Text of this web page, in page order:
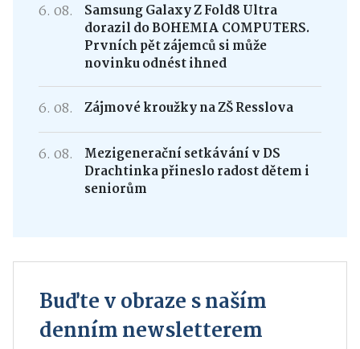
6. 08.
Samsung Galaxy Z Fold8 Ultra
dorazil do BOHEMIA COMPUTERS.
Prvních pět zájemců si může
novinku odnést ihned
6. 08. Zájmové kroužky na ZŠ Resslova
6. 08.
Mezigenerační setkávání v DS
Drachtinka přineslo radost dětem i
seniorům
Buďte v obraze s naším
denním newsletterem